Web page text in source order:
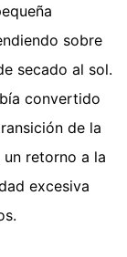
sobre
secado al sol.
convertido
de la
un retorno a la
excesiva